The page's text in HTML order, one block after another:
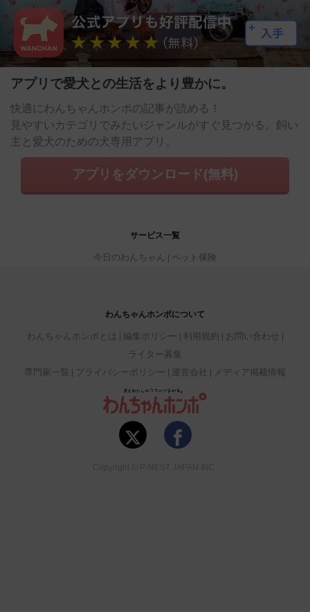
アプリで愛犬との生活をより豊かに。
快適にわんちゃんホンポの記事が読める！
見やすいカテゴリでみたいジャンルがすぐ見つかる。飼い
主と愛犬のための犬専用アプリ。
アプリをダウンロード(無料)
サービス一覧
今日のわんちゃん ペット保険
わんちゃんホンポについて
わんちゃんホンポとは 編集ポリシー 利用規約
お問い合わせ
ライター募集
専門家一覧
プライバシーポリシー 運営会社 メディア掲載情報